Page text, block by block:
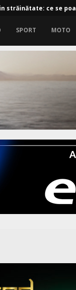
și baterie de 61 kWh
SPORT MOTO